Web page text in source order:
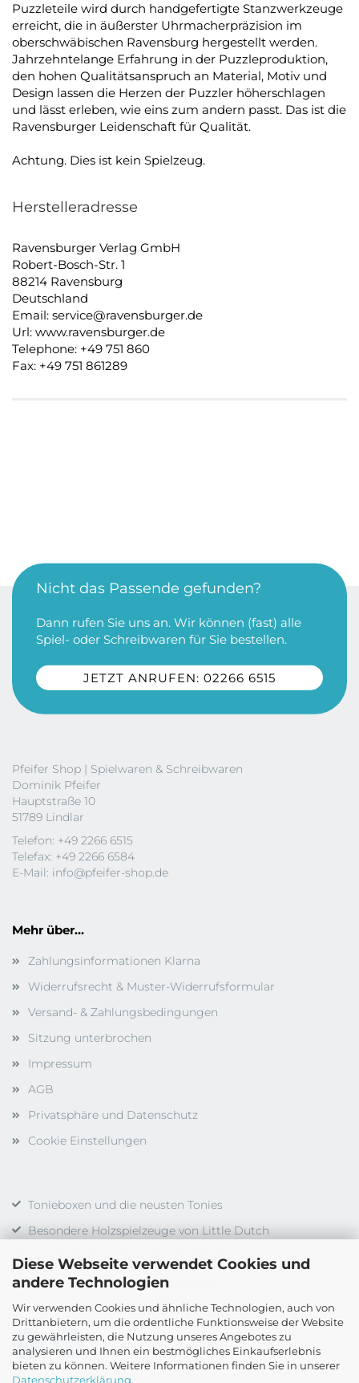
Diese Webseite verwendet Cookies und
andere Technologien
Wir verwenden Cookies und ähnliche Technologien, auch von
Drittanbietern, um die ordentliche Funktionsweise der Website
zu gewährleisten, die Nutzung unseres Angebotes zu
analysieren und Ihnen ein bestmögliches Einkaufserlebnis
bieten zu können. Weitere Informationen finden Sie in unserer
Datenschutzerklärung.
Puzzleteile wird durch handgefertigte Stanzwerkzeuge
erreicht, die in äußerster Uhrmacherpräzision im
oberschwäbischen Ravensburg hergestellt werden.
Jahrzehntelange Erfahrung in der Puzzleproduktion,
den hohen Qualitätsanspruch an Material, Motiv und
Design lassen die Herzen der Puzzler höherschlagen
und lässt erleben, wie eins zum andern passt. Das ist die
Ravensburger Leidenschaft für Qualität.
Achtung. Dies ist kein Spielzeug.
Herstelleradresse
Ravensburger Verlag GmbH
Robert-Bosch-Str. 1
88214 Ravensburg
Deutschland
Email: service@ravensburger.de
Url: www.ravensburger.de
Telephone: +49 751 860
Fax: +49 751 861289
Nicht das Passende gefunden?
Dann rufen Sie uns an. Wir können (fast) alle
Spiel- oder Schreibwaren für Sie bestellen.
JETZT ANRUFEN: 02266 6515
Pfeifer Shop | Spielwaren & Schreibwaren
Dominik Pfeifer
Hauptstraße 10
51789 Lindlar
Telefon: +49 2266 6515
Telefax: +49 2266 6584
E-Mail: info@pfeifer-shop.de
Mehr über...
Zahlungsinformationen Klarna
Widerrufsrecht & Muster-Widerrufsformular
Versand- & Zahlungsbedingungen
Sitzung unterbrochen
Impressum
AGB
Privatsphäre und Datenschutz
Cookie Einstellungen
Tonieboxen und die neusten Tonies
Besondere Holzspielzeuge von Little Dutch
Gesellschaftsspiele vieler Hersteller
Duplo, LEGO, LEGO Technic uvm.